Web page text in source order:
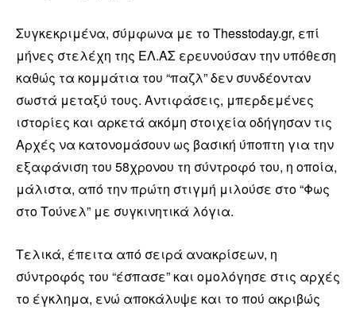
Συγκεκριμένα, σύμφωνα με το Thesstoday.gr, επί
μήνες στελέχη της ΕΛ.ΑΣ ερευνούσαν την υπόθεση
καθώς τα κομμάτια του “παζλ” δεν συνδέονταν
σωστά μεταξύ τους. Αντιφάσεις, μπερδεμένες
ιστορίες και αρκετά ακόμη στοιχεία οδήγησαν τις
Αρχές να κατονομάσουν ως βασική ύποπτη για την
εξαφάνιση του 58χρονου τη σύντροφό του, η οποία,
μάλιστα, από την πρώτη στιγμή μιλούσε στο “Φως
στο Τούνελ” με συγκινητικά λόγια.
Τελικά, έπειτα από σειρά ανακρίσεων, η
σύντροφός του “έσπασε” και ομολόγησε στις αρχές
το έγκλημα, ενώ αποκάλυψε και το πού ακριβώς